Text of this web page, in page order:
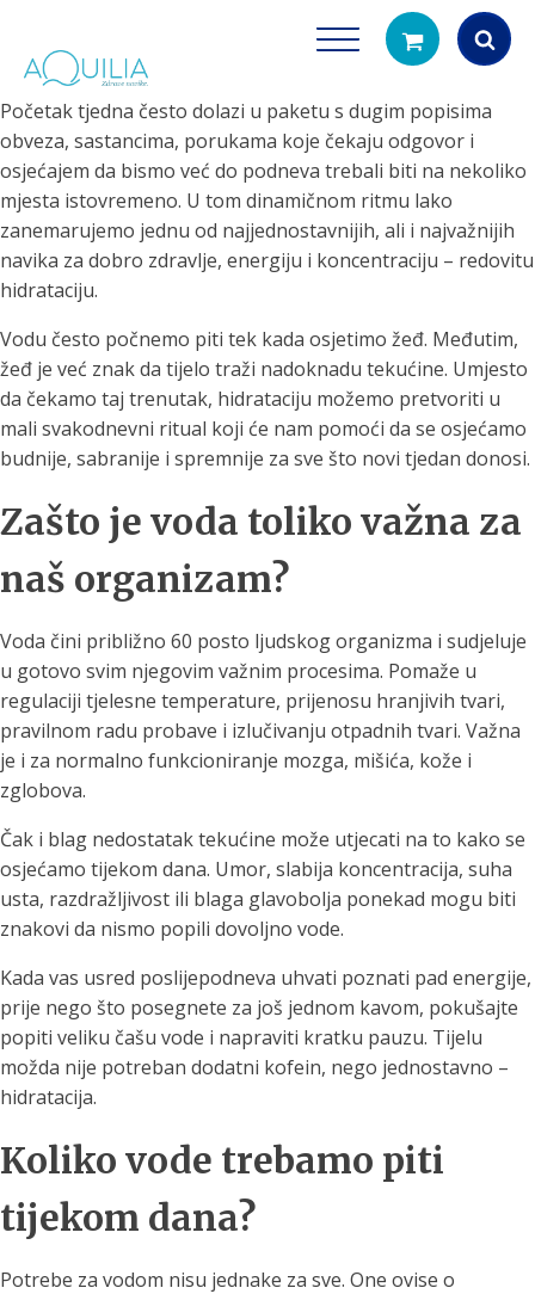
Products
search
Početak tjedna često dolazi u paketu s dugim popisima
obveza, sastancima, porukama koje čekaju odgovor i
osjećajem da bismo već do podneva trebali biti na nekoliko
mjesta istovremeno. U tom dinamičnom ritmu lako
zanemarujemo jednu od najjednostavnijih, ali i najvažnijih
navika za dobro zdravlje, energiju i koncentraciju – redovitu
hidrataciju.
Vodu često počnemo piti tek kada osjetimo žeđ. Međutim,
žeđ je već znak da tijelo traži nadoknadu tekućine. Umjesto
da čekamo taj trenutak, hidrataciju možemo pretvoriti u
mali svakodnevni ritual koji će nam pomoći da se osjećamo
budnije, sabranije i spremnije za sve što novi tjedan donosi.
Zašto je voda toliko važna za
naš organizam?
Voda čini približno 60 posto ljudskog organizma i sudjeluje
u gotovo svim njegovim važnim procesima. Pomaže u
regulaciji tjelesne temperature, prijenosu hranjivih tvari,
pravilnom radu probave i izlučivanju otpadnih tvari. Važna
je i za normalno funkcioniranje mozga, mišića, kože i
zglobova.
Čak i blag nedostatak tekućine može utjecati na to kako se
osjećamo tijekom dana. Umor, slabija koncentracija, suha
usta, razdražljivost ili blaga glavobolja ponekad mogu biti
znakovi da nismo popili dovoljno vode.
Kada vas usred poslijepodneva uhvati poznati pad energije,
prije nego što posegnete za još jednom kavom, pokušajte
popiti veliku čašu vode i napraviti kratku pauzu. Tijelu
možda nije potreban dodatni kofein, nego jednostavno –
hidratacija.
Koliko vode trebamo piti
tijekom dana?
Potrebe za vodom nisu jednake za sve. One ovise o
Tuš glave
filtriranje vode za tuširanje
Vrčevi za
Potpuno prijenosno
čistu vodu za